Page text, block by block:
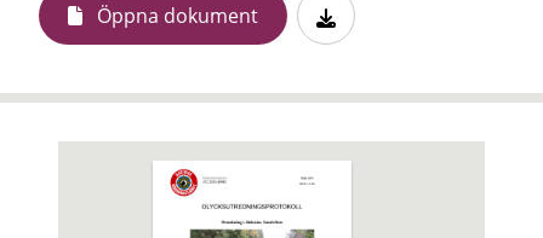
Öppna dokument